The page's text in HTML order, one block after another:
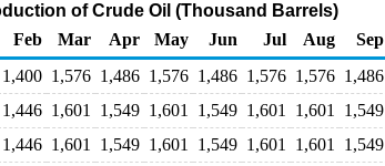
of Crude Oil (Thousand Barrels)
Feb Mar Apr May Jun Jul Aug Sep
1,400 1,576 1,486 1,576 1,486 1,576 1,576 1,486
1,446 1,601 1,549 1,601 1,549 1,601 1,601 1,549
1,446 1,601 1,549 1,601 1,549 1,601 1,601 1,549